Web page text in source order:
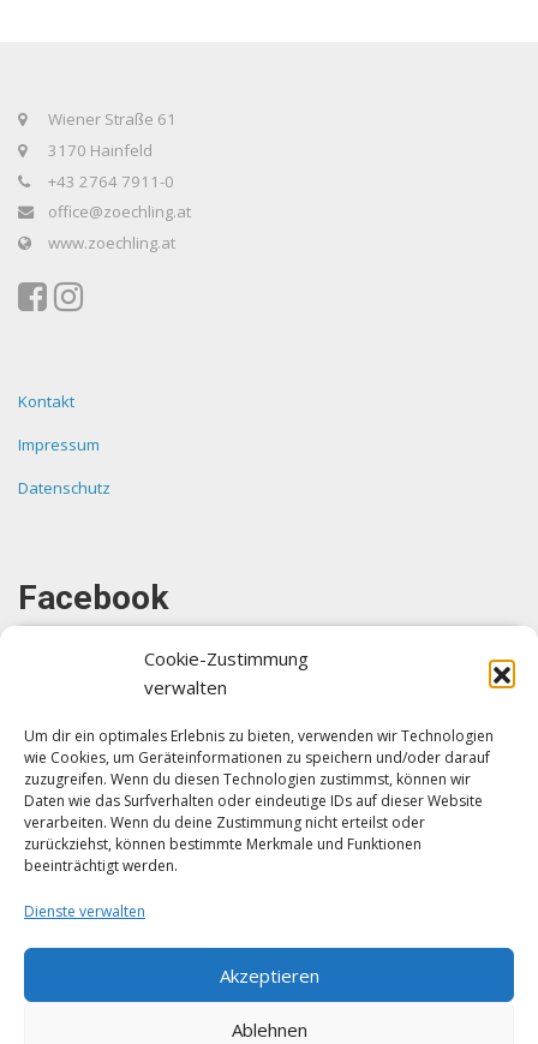
Cookie-Zustimmung
verwalten
Um dir ein optimales Erlebnis zu bieten, verwenden wir Technologien
wie Cookies, um Geräteinformationen zu speichern und/oder darauf
zuzugreifen. Wenn du diesen Technologien zustimmst, können wir
Daten wie das Surfverhalten oder eindeutige IDs auf dieser Website
verarbeiten. Wenn du deine Zustimmung nicht erteilst oder
zurückziehst, können bestimmte Merkmale und Funktionen
beeinträchtigt werden.
Dienste verwalten
Akzeptieren
Ablehnen
Wiener Straße 61
3170 Hainfeld
+43 2764 7911-0
office@zoechling.at
www.zoechling.at
Kontakt
Impressum
Datenschutz
Facebook
Klicke auf "Ich stimme zu", um Facebook
zu aktivieren
Ich stimme zu